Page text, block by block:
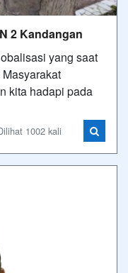
2 Kandangan
yang saat
kita hadapi pada
1002 kali